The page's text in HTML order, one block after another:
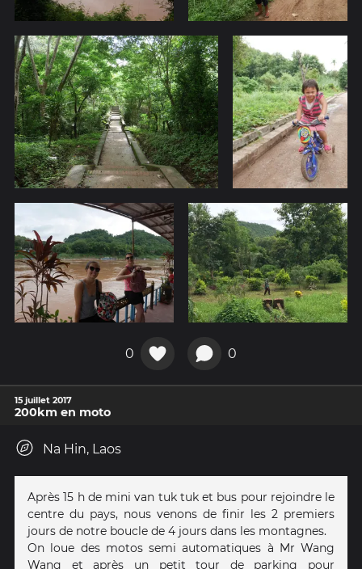
0 0
15 juillet 2017
200km en moto
Na Hin, Laos
Après 15 h de mini van tuk tuk et bus pour rejoindre le
centre du pays, nous venons de finir les 2 premiers
jours de notre boucle de 4 jours dans les montagnes.
On loue des motos semi automatiques à Mr Wang
Wang et après un petit tour de parking pour